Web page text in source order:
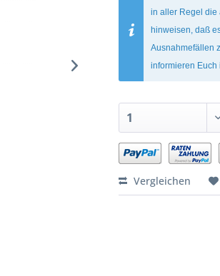
in aller Regel die
hinweisen, daß
Ausnahmefällen
informieren
Vergleichen